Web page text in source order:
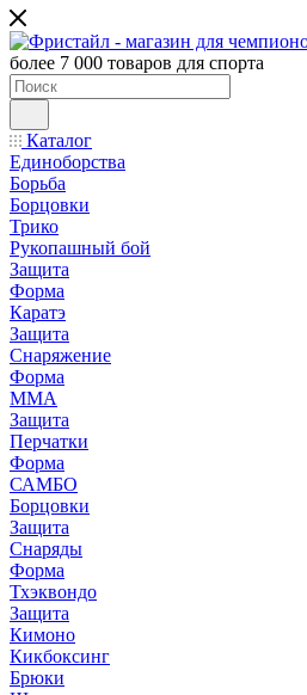
более 7 000 товаров для спорта
Каталог
Единоборства
Борьба
Борцовки
Трико
Рукопашный бой
Защита
Форма
Каратэ
Защита
Снаряжение
Форма
ММА
Защита
Перчатки
Форма
САМБО
Борцовки
Защита
Снаряды
Форма
Тхэквондо
Защита
Кимоно
Кикбоксинг
Брюки